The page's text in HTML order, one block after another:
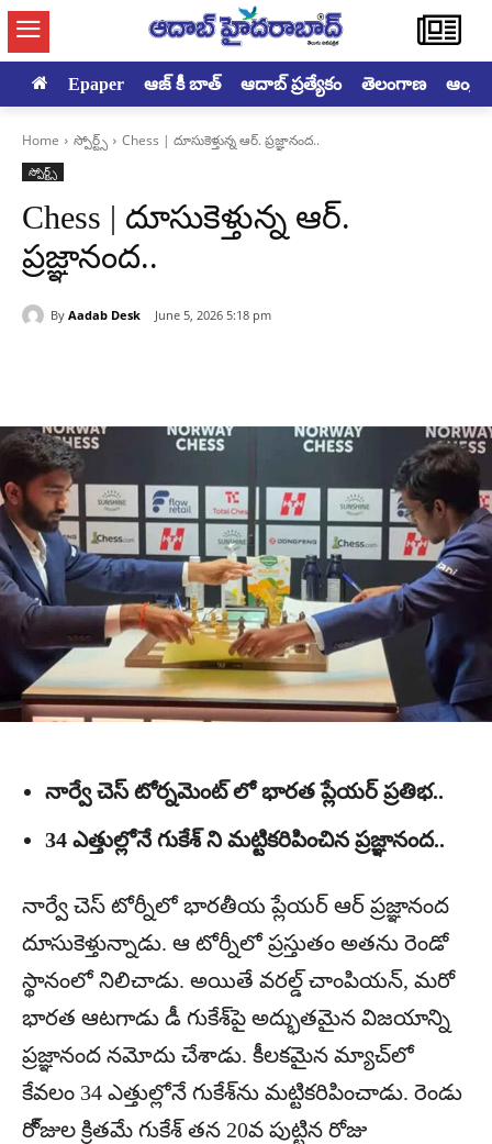
Epaper ఆజ్ కీ బాత్ ఆదాబ్ ప్రత్యేకం తెలంగాణ
Home స్పోర్ట్స్ Chess | దూసుకెళ్తున్న ఆర్. ప్రజ్ఞానంద..
స్పోర్ట్స్
Chess | దూసుకెళ్తున్న ఆర్.
ప్రజ్ఞానంద..
By Aadab Desk June 5, 2026 5:18 pm
నార్వే చెస్ టోర్నమెంట్ లో భారత ప్లేయర్ ప్రతిభ..
34 ఎత్తుల్లోనే గుకేశ్ ని మట్టికరిపించిన ప్రజ్ఞానంద..
నార్వే చెస్ టోర్నీలో భార‌తీయ ప్లేయ‌ర్ ఆర్ ప్ర‌జ్ఞానంద
దూసుకెళ్తున్నాడు. ఆ టోర్నీలో ప్ర‌స్తుతం అత‌ను రెండో
స్థానంలో నిలిచాడు. అయితే వ‌ర‌ల్డ్ చాంపియ‌న్‌, మ‌రో
భార‌త ఆట‌గాడు డీ గుకేశ్‌పై అద్భుతమైన విజ‌యాన్ని
ప్ర‌జ్ఞానంద న‌మోదు చేశాడు. కీల‌క‌మైన మ్యాచ్‌లో
కేవ‌లం 34 ఎత్తుల్లోనే గుకేశ్‌ను మ‌ట్టిక‌రిపించాడు. రెండు
రో్జుల క్రితమే గుకేశ్ త‌న 20వ పుట్టిన రోజు